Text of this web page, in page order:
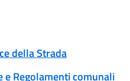
della Strada
e Regolamenti comunali